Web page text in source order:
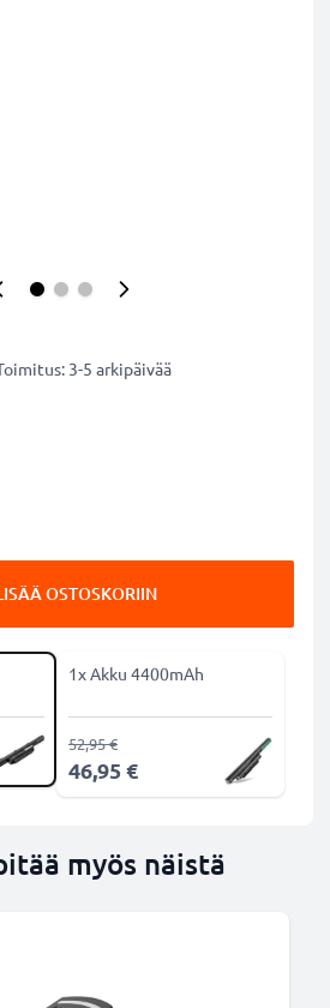
3-5 arkipäivää
OSTOSKORIIN
1x Akku 4400mAh
46,95 €
52,95 €
myös näistä